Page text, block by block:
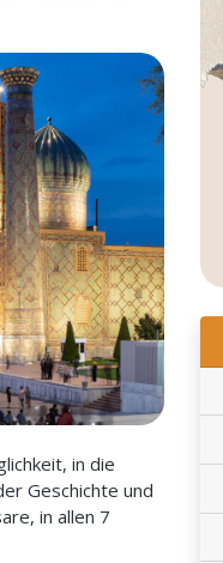
in die
Geschichte und
in allen 7